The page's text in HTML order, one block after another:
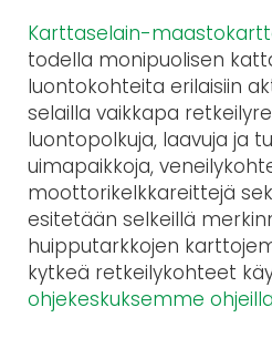
Karttaselain-
todella monipuolisen
luontokohteita erilaisiin
selailla vaikkapa
luontopolkuja, laavuja ja
uimapaikkoja,
moottorikelkkareittejä
esitetään selkeillä
huipputarkkojen
kytkeä retkeilykohteet
ohjekeskuksemme ohjeilla